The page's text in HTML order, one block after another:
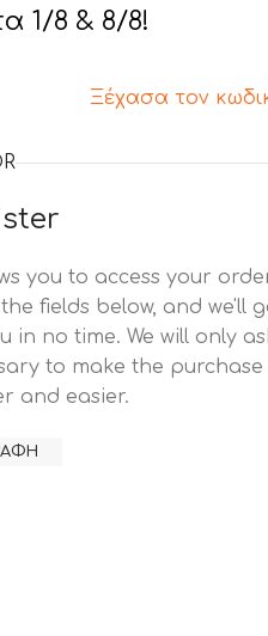
1/8 & 8/8!
Ξέχασα τον
you to access your
fields below, and we'll
in no time. We will only
to make the purchase
and easier.